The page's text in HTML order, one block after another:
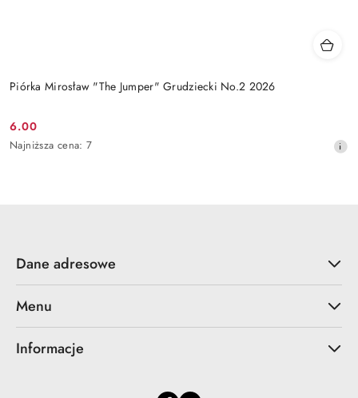
Piórka Mirosław "The Jumper" Grudziecki No.2 2026
Cena
promocyjna:
6.00
Najniższa
Najniższa cena: 7
Dane adresowe
Menu
Informacje